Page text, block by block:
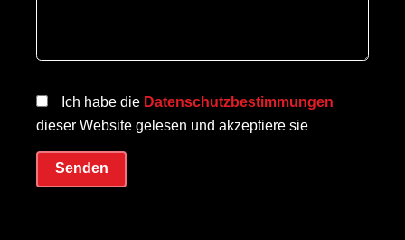
Ich habe die Datenschutzbestimmungen
dieser Website gelesen und akzeptiere sie
Senden